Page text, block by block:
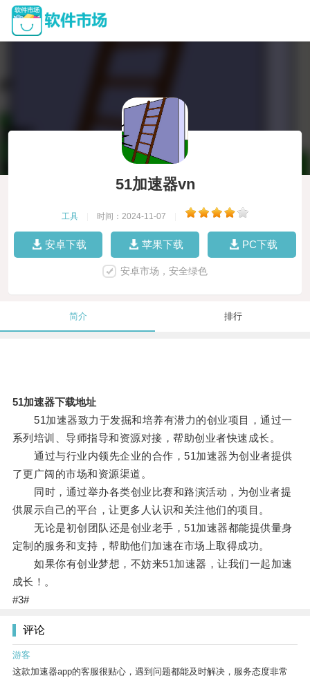
51加速器vn
工具 时间：2024-11-07
安卓下载 苹果下载 PC下载
安卓市场，安全绿色
简介 排行
51加速器下载地址
51加速器致力于发掘和培养有潜力的创业项目，通过一
系列培训、导师指导和资源对接，帮助创业者快速成长。
通过与行业内领先企业的合作，51加速器为创业者提供
了更广阔的市场和资源渠道。
同时，通过举办各类创业比赛和路演活动，为创业者提
供展示自己的平台，让更多人认识和关注他们的项目。
无论是初创团队还是创业老手，51加速器都能提供量身
定制的服务和支持，帮助他们加速在市场上取得成功。
如果你有创业梦想，不妨来51加速器，让我们一起加速
成长！。
#3#
评论
游客
这款加速器app的客服很贴心，遇到问题都能及时解决，服务态度非常